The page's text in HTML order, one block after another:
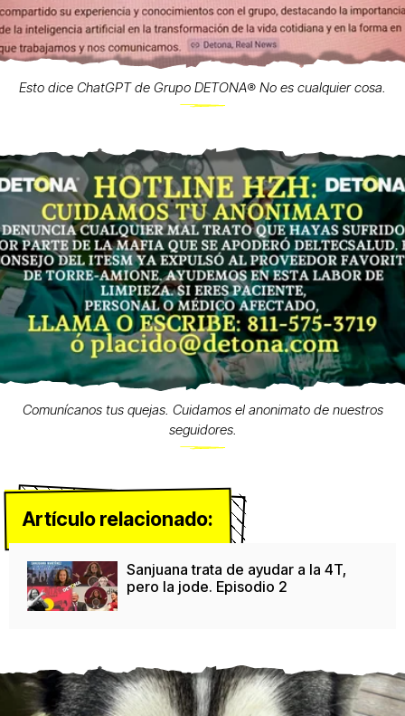
Esto dice ChatGPT de Grupo DETONA®️ No es cualquier cosa.
Comunícanos tus quejas. Cuidamos el anonimato de nuestros
seguidores.
Artículo relacionado:
Sanjuana trata de ayudar a la 4T,
pero la jode. Episodio 2